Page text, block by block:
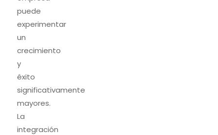
puede
experimentar
un
crecimiento
y
éxito
significativamente
mayores.
La
integración